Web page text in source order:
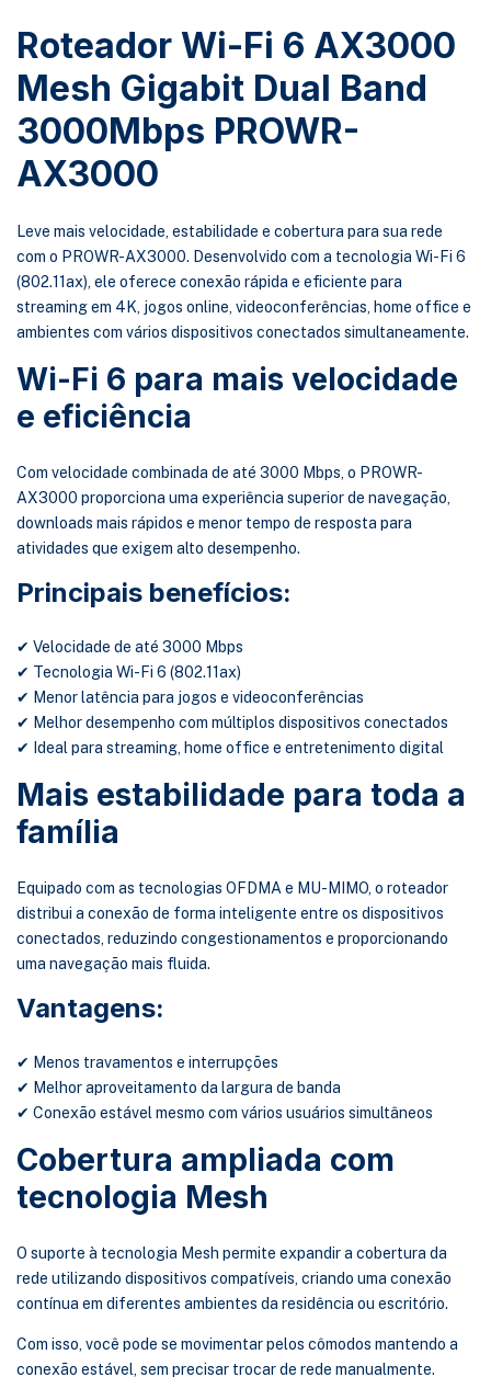
Roteador Wi-Fi 6 AX3000
Mesh Gigabit Dual Band
3000Mbps PROWR-
AX3000
Leve mais velocidade, estabilidade e cobertura para sua rede
com o PROWR-AX3000. Desenvolvido com a tecnologia Wi-Fi 6
(802.11ax), ele oferece conexão rápida e eficiente para
streaming em 4K, jogos online, videoconferências, home office e
ambientes com vários dispositivos conectados simultaneamente.
Wi-Fi 6 para mais velocidade
e eficiência
Com velocidade combinada de até 3000 Mbps, o PROWR-
AX3000 proporciona uma experiência superior de navegação,
downloads mais rápidos e menor tempo de resposta para
atividades que exigem alto desempenho.
Principais benefícios:
✔ Velocidade de até 3000 Mbps
✔ Tecnologia Wi-Fi 6 (802.11ax)
✔ Menor latência para jogos e videoconferências
✔ Melhor desempenho com múltiplos dispositivos conectados
✔ Ideal para streaming, home office e entretenimento digital
Mais estabilidade para toda a
família
Equipado com as tecnologias OFDMA e MU-MIMO, o roteador
distribui a conexão de forma inteligente entre os dispositivos
conectados, reduzindo congestionamentos e proporcionando
uma navegação mais fluida.
Vantagens:
✔ Menos travamentos e interrupções
✔ Melhor aproveitamento da largura de banda
✔ Conexão estável mesmo com vários usuários simultâneos
Cobertura ampliada com
tecnologia Mesh
O suporte à tecnologia Mesh permite expandir a cobertura da
rede utilizando dispositivos compatíveis, criando uma conexão
contínua em diferentes ambientes da residência ou escritório.
Com isso, você pode se movimentar pelos cômodos mantendo a
conexão estável, sem precisar trocar de rede manualmente.